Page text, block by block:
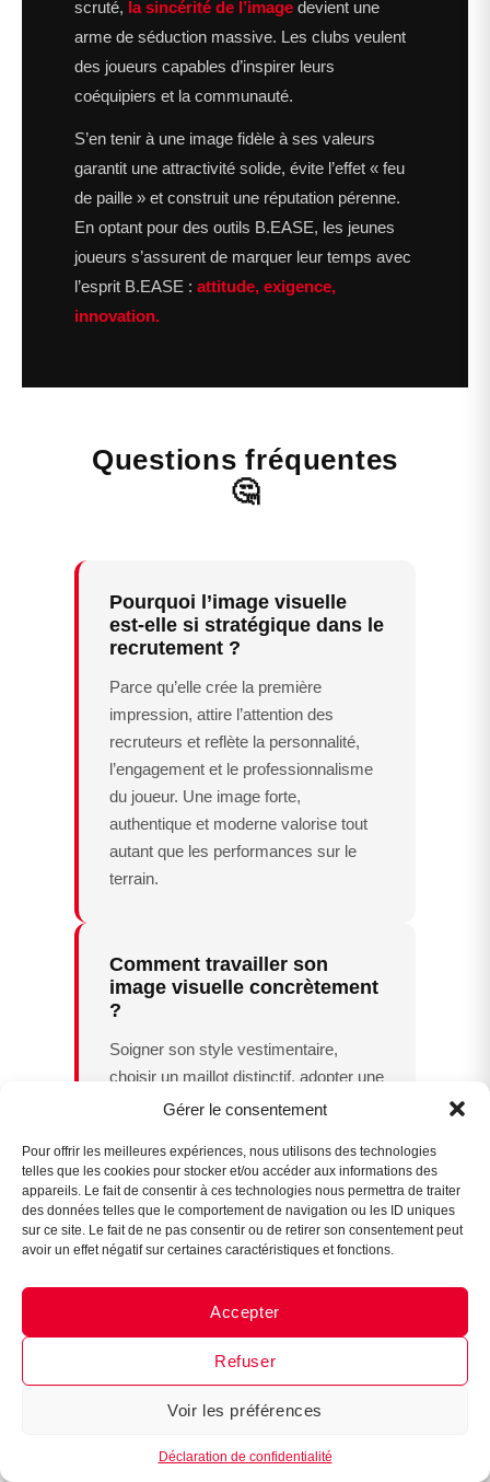
Gérer le consentement
Pour offrir les meilleures expériences, nous utilisons des technologies
telles que les cookies pour stocker et/ou accéder aux informations des
appareils. Le fait de consentir à ces technologies nous permettra de traiter
des données telles que le comportement de navigation ou les ID uniques
sur ce site. Le fait de ne pas consentir ou de retirer son consentement peut
avoir un effet négatif sur certaines caractéristiques et fonctions.
Accepter
Refuser
Voir les préférences
Déclaration de confidentialité
Assistant B.EASE
Messenger · Instagram
scruté, la sincérité de l’image devient une
arme de séduction massive. Les clubs veulent
des joueurs capables d’inspirer leurs
coéquipiers et la communauté.
S’en tenir à une image fidèle à ses valeurs
garantit une attractivité solide, évite l’effet « feu
de paille » et construit une réputation pérenne.
En optant pour des outils B.EASE, les jeunes
joueurs s’assurent de marquer leur temps avec
l’esprit B.EASE : attitude, exigence,
innovation.
Questions fréquentes
🤔
Pourquoi l’image visuelle
est-elle si stratégique dans le
recrutement ?
Parce qu’elle crée la première
impression, attire l’attention des
recruteurs et reflète la personnalité,
l’engagement et le professionnalisme
du joueur. Une image forte,
authentique et moderne valorise tout
autant que les performances sur le
terrain.
Comment travailler son
image visuelle concrètement
?
Soigner son style vestimentaire,
choisir un maillot distinctif, adopter une
posture confiante, communiquer avec
faire vivre son identité de joueur aussi
bien en ligne que sur le terrain.
vraiment un impact sur les
chances d’être recruté ?
Oui : en 2026, nombre de recruteurs
consultent les profils en ligne pour
évaluer à la fois la personnalité et la
une communauté sportive.